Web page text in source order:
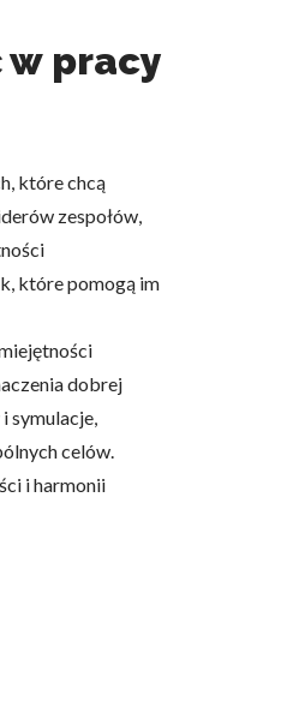
w pracy
które chcą
zespołów,
które pomogą im
dobrej
symulacje,
celów.
i harmonii